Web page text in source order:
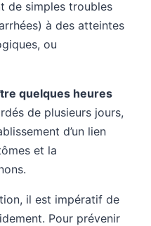
de simples troubles
à des atteintes
ou
quelques heures
de plusieurs jours,
d’un lien
et la
il est impératif de
Pour prévenir